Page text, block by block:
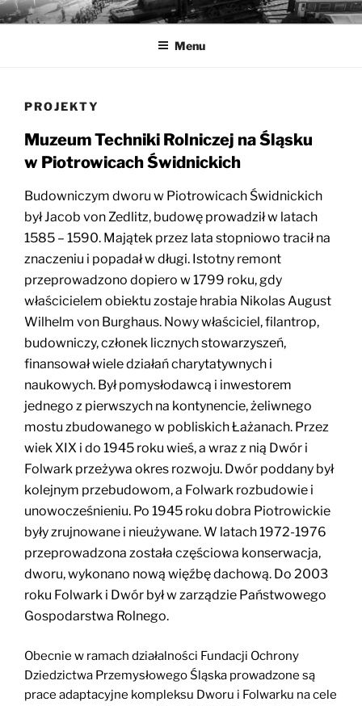
Przejdź
do
MUZEA TECHNIKI
Ochrona zabytków techniki
Menu
PROJEKTY
Muzeum Techniki Rolniczej na Śląsku
w Piotrowicach Świdnickich
Budowniczym dworu w Piotrowicach Świdnickich
był Jacob von Zedlitz, budowę prowadził w latach
1585 – 1590. Majątek przez lata stopniowo tracił na
znaczeniu i popadał w długi. Istotny remont
przeprowadzono dopiero w 1799 roku, gdy
właścicielem obiektu zostaje hrabia Nikolas August
Wilhelm von Burghaus. Nowy właściciel, filantrop,
budowniczy, członek licznych stowarzyszeń,
finansował wiele działań charytatywnych i
naukowych. Był pomysłodawcą i inwestorem
jednego z pierwszych na kontynencie, żeliwnego
mostu zbudowanego w pobliskich Łażanach. Przez
wiek XIX i do 1945 roku wieś, a wraz z nią Dwór i
Folwark przeżywa okres rozwoju. Dwór poddany był
kolejnym przebudowom, a Folwark rozbudowie i
unowocześnieniu. Po 1945 roku dobra Piotrowickie
były zrujnowane i nieużywane. W latach 1972-1976
przeprowadzona została częściowa konserwacja,
dworu, wykonano nową więźbę dachową. Do 2003
roku Folwark i Dwór był w zarządzie Państwowego
Gospodarstwa Rolnego.
Obecnie w ramach działalności Fundacji Ochrony
Dziedzictwa Przemysłowego Śląska prowadzone są
prace adaptacyjne kompleksu Dworu i Folwarku na cele